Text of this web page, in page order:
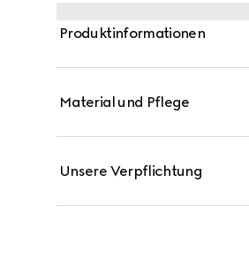
Produktinformationen
Material und Pflege
Unsere Verpflichtung